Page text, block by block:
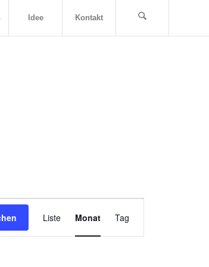
Idee Kontakt
Ansichten-
Liste Monat Tag